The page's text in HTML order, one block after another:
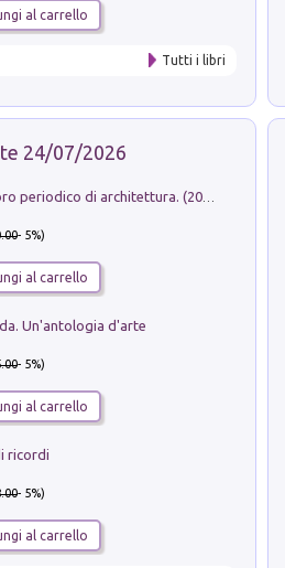
al carrello
Tutti i libri
24/07/2026
Dromos. Libro periodico di architettura. (2026). Vol. 15: Post-model
- 5%)
al carrello
Un'antologia d'arte
- 5%)
al carrello
ricordi
- 5%)
al carrello